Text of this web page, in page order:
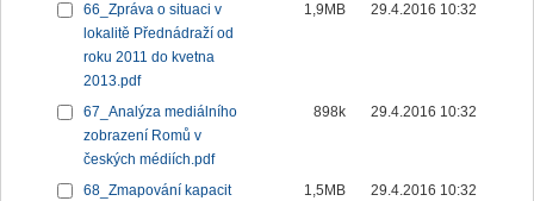
66_Zpráva o situaci v
lokalitě Přednádraží od
roku 2011 do kvetna
2013.pdf
1,9MB 29.4.2016 10:32
67_Analýza mediálního
zobrazení Romů v
českých médiích.pdf
898k 29.4.2016 10:32
68_Zmapování kapacit
1,5MB 29.4.2016 10:32